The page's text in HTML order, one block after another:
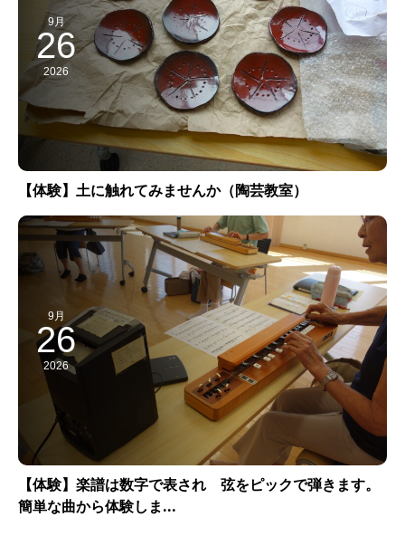
9月
26
2026
【体験】土に触れてみませんか（陶芸教室）
9月
26
2026
【体験】楽譜は数字で表され 弦をピックで弾きます。
簡単な曲から体験しま...